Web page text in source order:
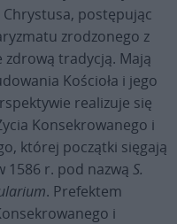
postępując
zrodzonego z
zdrową tradycją. Mają
Kościoła i jego
realizuje się
Konsekrowanego i
której początki sięgają
1586 r. pod nazwą S.
. Prefektem
i